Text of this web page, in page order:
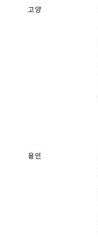
고양
용인